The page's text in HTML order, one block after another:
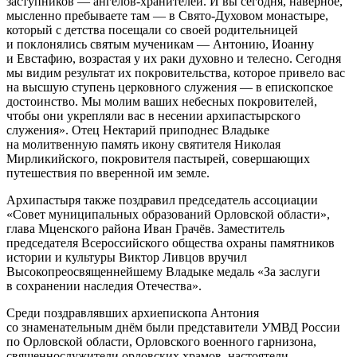
мысленно пребываете там — в Свято-Духовом монастыре,
который с детства посещали со своей родительницей
и поклонялись святым мученикам — Антонию, Иоанну
и Евстафию, возрастая у их раки духовно и телесно. Сегодня
мы видим результат их покровительства, которое привело вас
на высшую ступень церковного служения — в епископское
достоинство. Мы молим ваших небесных покровителей,
чтобы они укрепляли вас в несении архипастырского
служения». Отец Нектарий приподнес Владыке
на молитвенную память икону святителя Николая
Мирликийского, покровителя пастырей, совершающих
путешествия по вверенной им земле.
Архипастыря также поздравил председатель ассоциации
«Совет муниципальных образований Орловской области»,
глава Мценского района Иван Грачёв. Заместитель
председателя Всероссийского общества охраны памятников
истории и культуры Виктор Ливцов вручил
Высокопреосвященнейшему Владыке медаль «За заслуги
в сохранении наследия Отечества».
Среди поздравлявших архиепископа Антония
со знаменательным днём были представители УМВД России
по Орловской области, Орловского военного гарнизона,